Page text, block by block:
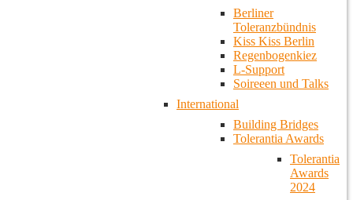
Berliner
Toleranzbündnis
Kiss Kiss Berlin
Regenbogenkiez
L-Support
Soireeen und Talks
International
Building Bridges
Tolerantia Awards
Tolerantia
Awards
2024